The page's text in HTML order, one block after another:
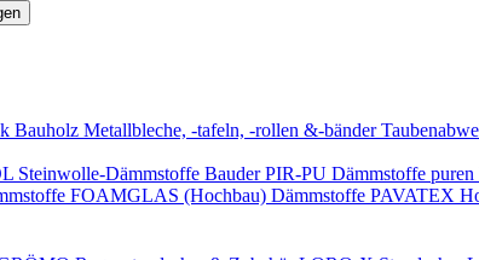
Bauholz Metallbleche, -tafeln, -rollen &-bänder
Steinwolle-Dämmstoffe Bauder PIR-PU Dämmstoffe
FOAMGLAS (Hochbau) Dämmstoffe PAVATEX